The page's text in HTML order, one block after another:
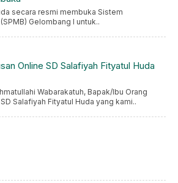
secara resmi membuka Sistem
Gelombang I untuk..
Online SD Salafiyah Fityatul Huda
Wabarakatuh, Bapak/Ibu Orang
Salafiyah Fityatul Huda yang kami..